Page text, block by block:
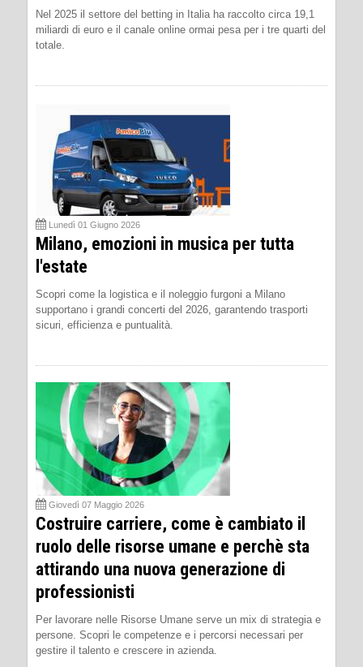
Nel 2025 il settore del betting in Italia ha raccolto circa 19,1
miliardi di euro e il canale online ormai pesa per i tre quarti del
totale.
Lunedì 01 Giugno 2026
Milano, emozioni in musica per tutta
l'estate
Scopri come la logistica e il noleggio furgoni a Milano
supportano i grandi concerti del 2026, garantendo trasporti
sicuri, efficienza e puntualità.
Giovedì 07 Maggio 2026
Costruire carriere, come è cambiato il
ruolo delle risorse umane e perchè sta
attirando una nuova generazione di
professionisti
Per lavorare nelle Risorse Umane serve un mix di strategia e
persone. Scopri le competenze e i percorsi necessari per
gestire il talento e crescere in azienda.